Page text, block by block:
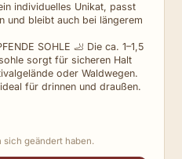
individuelles Unikat, passt
und bleibt auch bei längerem
SOHLE 🦶 Die ca. 1–1,5
sorgt für sicheren Halt
oder Waldwegen.
für drinnen und draußen.
sich geändert haben.